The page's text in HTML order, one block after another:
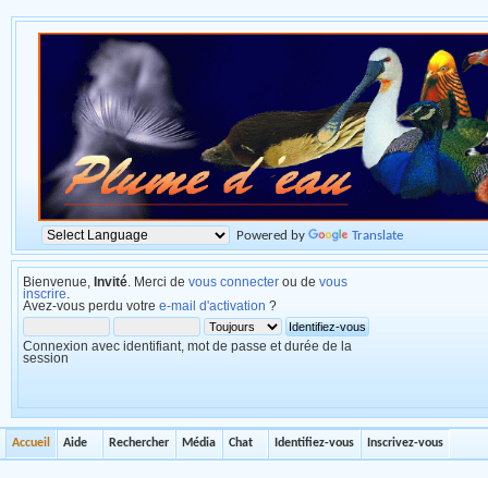
Powered by Translate
Bienvenue, Invité . Merci de vous connecter ou de vous
inscrire
Avez-vous perdu votre e-mail d'activation ?
Connexion avec identifiant, mot de passe et durée de la
session
Accueil Aide Rechercher Média Chat Identifiez-vous Inscrivez-vous